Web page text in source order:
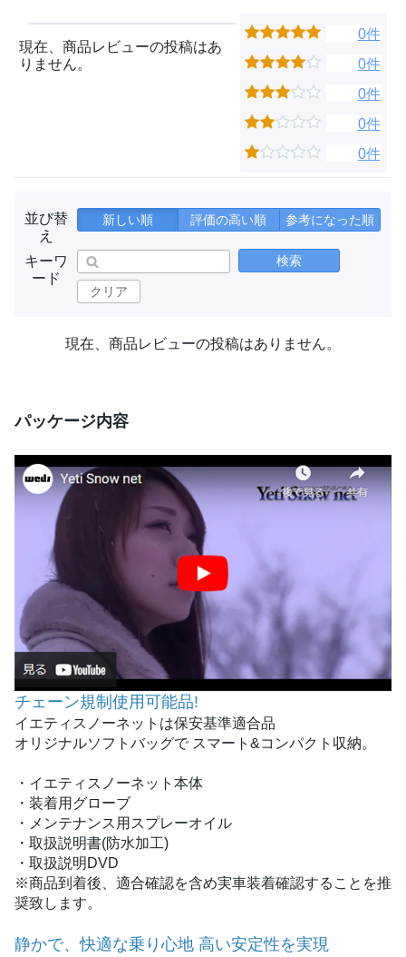
現在、商品レビューの投稿はあ
りません。
0件
0件
0件
0件
0件
並び替
え
新しい順 評価の高い順 参考になった順
キーワ
ード
検索
クリア
現在、商品レビューの投稿はありません。
パッケージ内容
チェーン規制使用可能品!
イエティスノーネットは保安基準適合品
オリジナルソフトバッグで スマート&コンパクト収納。
・イエティスノーネット本体
・装着用グローブ
・メンテナンス用スプレーオイル
・取扱説明書(防水加工)
・取扱説明DVD
※商品到着後、適合確認を含め実車装着確認することを推
奨致します。
静かで、快適な乗り心地 高い安定性を実現